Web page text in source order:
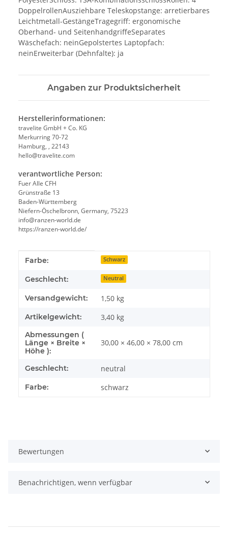
DoppelrollenAusziehbare Teleskopstange: arretierbares
Leichtmetall-GestängeTragegriff: ergonomische
Oberhand- und SeitenhandgriffeSeparates
Wäschefach: neinGepolstertes Laptopfach:
neinErweiterbar (Dehnfalte): ja
Angaben zur Produktsicherheit
Herstellerinformationen:
travelite GmbH + Co. KG
Merkurring 70-72
Hamburg, , 22143
hello@travelite.com
verantwortliche Person:
Fuer Alle CFH
Grünstraße 13
Baden-Württemberg
Niefern-Öschelbronn, Germany, 75223
info@ranzen-world.de
https://ranzen-world.de/
Produkteigenschaft
Wert
Farbe: Schwarz
Geschlecht: Neutral
Versandgewicht: 1,50 kg
Artikelgewicht: 3,40 kg
Abmessungen (
Länge × Breite ×
Höhe ):
30,00 × 46,00 × 78,00 cm
Geschlecht: neutral
Farbe: schwarz
Bewertungen
Benachrichtigen, wenn verfügbar